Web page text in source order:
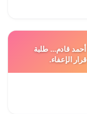
أحمد قادم... طلبة
الإعفاء.